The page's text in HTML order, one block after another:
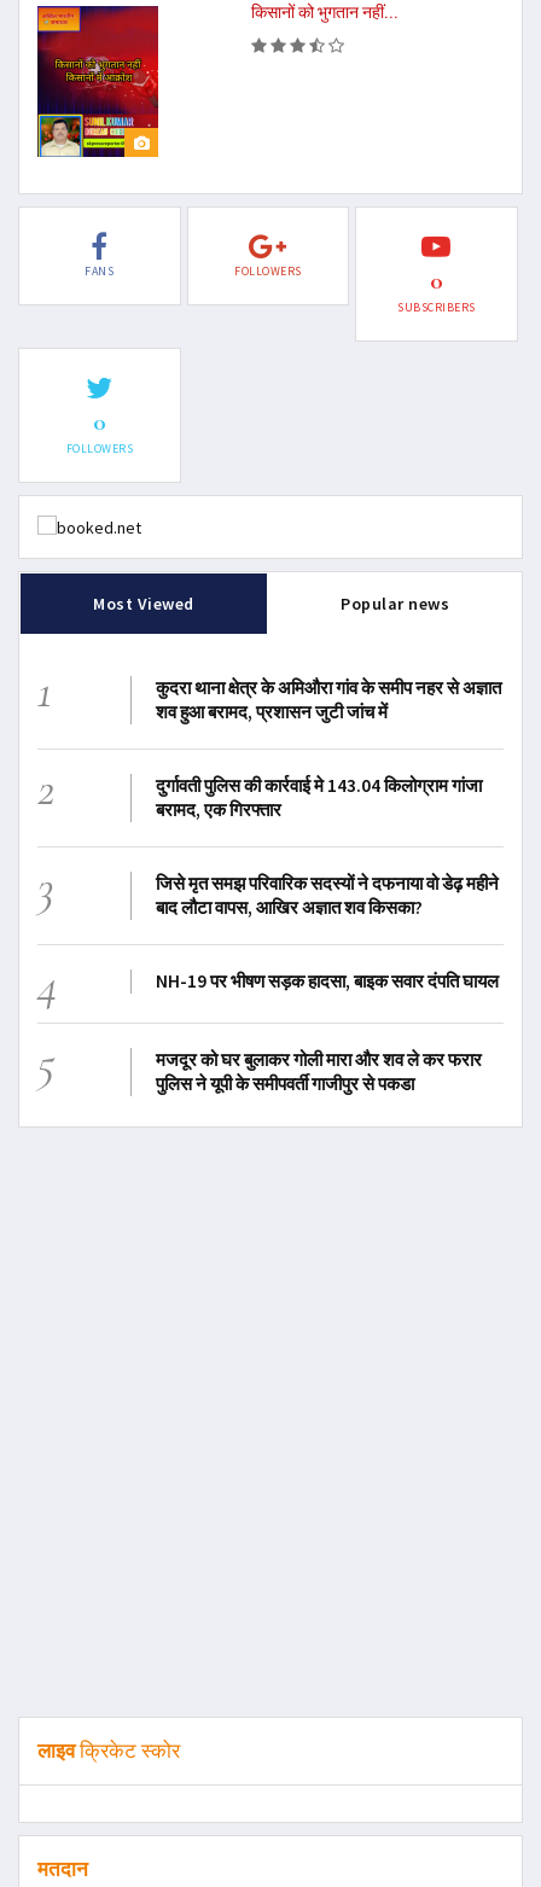
किसानों को भुगतान नहीं...
FANS FOLLOWERS 0
SUBSCRIBERS
0
FOLLOWERS
Most Viewed Popular news
1
कुदरा थाना क्षेत्र के अमिऔरा गांव के समीप नहर से अज्ञात
शव हुआ बरामद, प्रशासन जुटी जांच में
2
दुर्गावती पुलिस की कार्रवाई मे 143.04 किलोग्राम गांजा
बरामद, एक गिरफ्तार
3
जिसे मृत समझ परिवारिक सदस्यों ने दफनाया वो डेढ़ महीने
बाद लौटा वापस, आखिर अज्ञात शव किसका?
4 NH-19 पर भीषण सड़क हादसा, बाइक सवार दंपति घायल
5
मजदूर को घर बुलाकर गोली मारा और शव ले कर फरार
पुलिस ने यूपी के समीपवर्ती गाजीपुर से पकडा
लाइवक्रिकेट स्कोर
मतदान